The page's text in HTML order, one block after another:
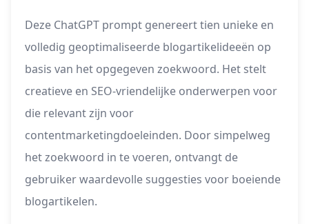
Deze ChatGPT prompt genereert tien unieke en
volledig geoptimaliseerde blogartikelideeën op
basis van het opgegeven zoekwoord. Het stelt
creatieve en SEO-vriendelijke onderwerpen voor
die relevant zijn voor
contentmarketingdoeleinden. Door simpelweg
het zoekwoord in te voeren, ontvangt de
gebruiker waardevolle suggesties voor boeiende
blogartikelen.